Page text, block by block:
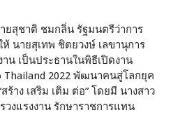
ยสุชาติ ชมกลิ่น รัฐมนตรีว่าการ
นายสุเทพ ชิตยวงษ์ เลขานุการ
น เป็นประธานในพิธีเปิดงาน
Thailand 2022 พัฒนาคนสู่โลกยุค
าง เสริม เติม ต่อ” โดยมี นางสาว
วงแรงงาน รักษาราชการแทน